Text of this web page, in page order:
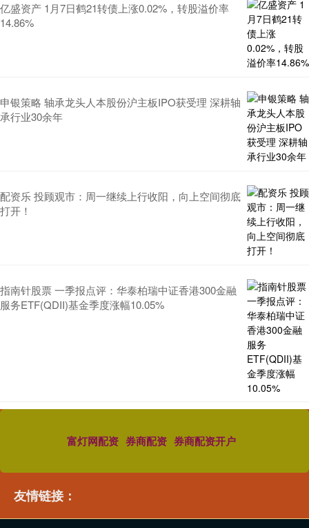
亿盛资产 1月7日鹤21转债上涨0.02%，转股溢价率
14.86%
申银策略 轴承龙头人本股份沪主板IPO获受理 深耕轴
承行业30余年
配资乐 投顾观市：周一继续上行收阳，向上空间彻底
打开！
指南针股票 一季报点评：华泰柏瑞中证香港300金融
服务ETF(QDII)基金季度涨幅10.05%
富灯网配资 券商配资 券商配资开户
友情链接：